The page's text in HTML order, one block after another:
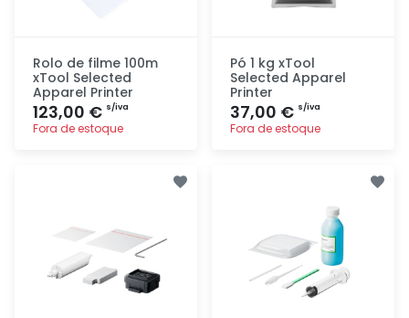
Rolo de filme 100m
xTool Selected
Apparel Printer
123,00 € s/iva
Fora de estoque
Pó 1 kg xTool
Selected Apparel
Printer
37,00 € s/iva
Fora de estoque